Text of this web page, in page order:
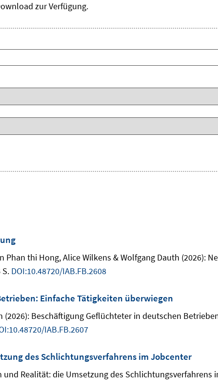
zur Verfügung.
Phan thi Hong, Alice Wilkens & Wolfgang Dauth (2026):
DOI:10.48720/IAB.FB.2608
Einfache Tätigkeiten überwiegen
Beschäftigung Geflüchteter in deutschen
IAB.FB.2607
des Schlichtungsverfahrens im Jobcenter
und Realität: die Umsetzung des